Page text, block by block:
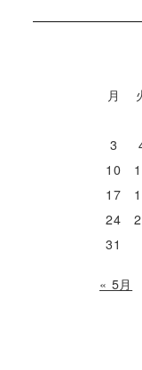
月
3
10
17
24
31
« 5月